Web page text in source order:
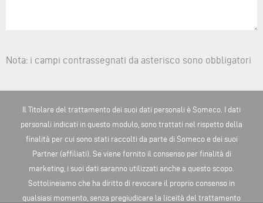
Nota: i campi contrassegnati da asterisco sono obbligatori
Il Titolare del trattamento dei suoi dati personali è Someco. I dati
personali indicati in questo modulo, sono trattati nel rispetto della
finalità per cui sono stati raccolti da parte di Someco e dei suoi
Partner (affiliati). Se viene fornito il consenso per finalità di
marketing, i suoi dati saranno utilizzati anche a questo scopo.
Sottolineiamo che ha diritto di revocare il proprio consenso in
qualsiasi momento, senza pregiudicare la liceità del trattamento